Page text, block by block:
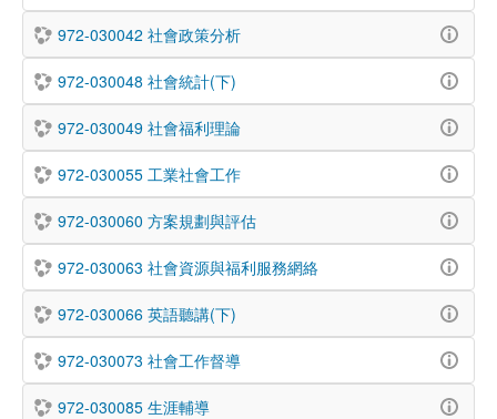
972-030042 社會政策分析
972-030048 社會統計(下)
972-030049 社會福利理論
972-030055 工業社會工作
972-030060 方案規劃與評估
972-030063 社會資源與福利服務網絡
972-030066 英語聽講(下)
972-030073 社會工作督導
972-030085 生涯輔導